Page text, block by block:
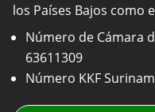
los Países Bajos como
Número de Cámara
63611309
Número KKF